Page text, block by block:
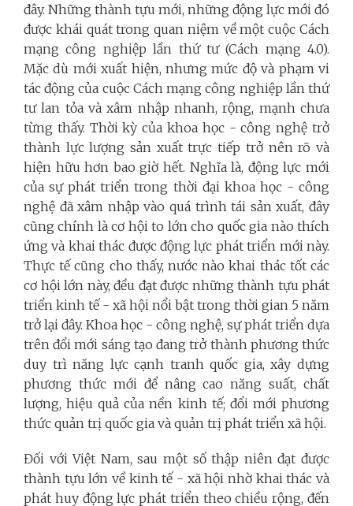
đây. Những thành tựu mới, những động lực mới đó
được khái quát trong quan niệm về một cuộc Cách
mạng công nghiệp lần thứ tư (Cách mạng 4.0).
Mặc dù mới xuất hiện, nhưng mức độ và phạm vi
tác động của cuộc Cách mạng công nghiệp lần thứ
tư lan tỏa và xâm nhập nhanh, rộng, mạnh chưa
từng thấy. Thời kỳ của khoa học - công nghệ trở
thành lực lượng sản xuất trực tiếp trở nên rõ và
hiện hữu hơn bao giờ hết. Nghĩa là, động lực mới
của sự phát triển trong thời đại khoa học - công
nghệ đã xâm nhập vào quá trình tái sản xuất, đây
cũng chính là cơ hội to lớn cho quốc gia nào thích
ứng và khai thác được động lực phát triển mới này.
Thực tế cũng cho thấy, nước nào khai thác tốt các
cơ hội lớn này, đều đạt được những thành tựu phát
triển kinh tế - xã hội nổi bật trong thời gian 5 năm
trở lại đây. Khoa học - công nghệ, sự phát triển dựa
trên đổi mới sáng tạo đang trở thành phương thức
duy trì năng lực cạnh tranh quốc gia, xây dựng
phương thức mới để nâng cao năng suất, chất
lượng, hiệu quả của nền kinh tế; đổi mới phương
thức quản trị quốc gia và quản trị phát triển xã hội.
Đối với Việt Nam, sau một số thập niên đạt được
thành tựu lớn về kinh tế - xã hội nhờ khai thác và
phát huy động lực phát triển theo chiều rộng, đến